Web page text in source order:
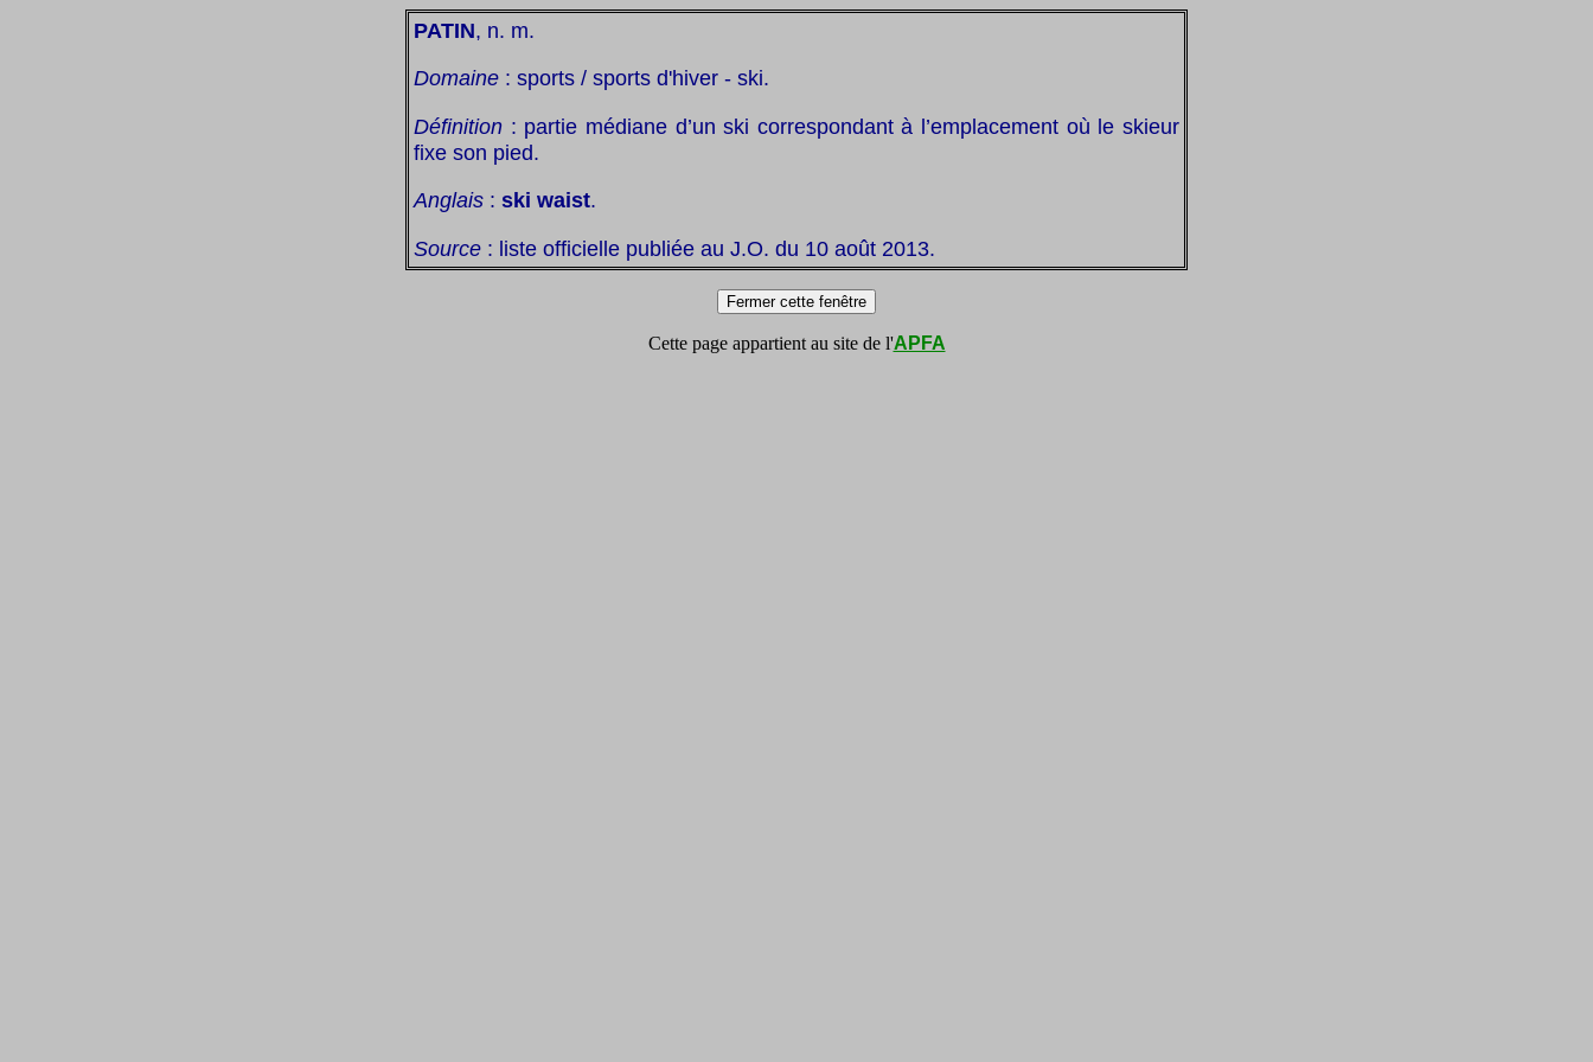
PATIN, n. m.
Domaine : sports / sports d'hiver - ski.
Définition : partie médiane d’un ski correspondant à l’emplacement où le skieur
fixe son pied.
Anglais : ski waist.
Source : liste officielle publiée au J.O. du 10 août 2013.
Cette page appartient au site de l'APFA